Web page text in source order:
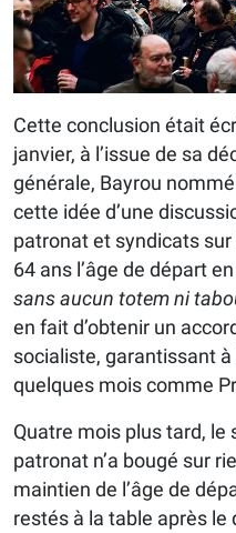
Cette conclusion était
janvier, à l’issue de sa
générale, Bayrou
cette idée d’une
patronat et syndicats
64 ans l’âge de départ
sans aucun totem ni
en fait d’obtenir un
socialiste, garantissant
quelques mois comme
Quatre mois plus tard, le
patronat n’a bougé sur
maintien de l’âge de
restés à la table après le